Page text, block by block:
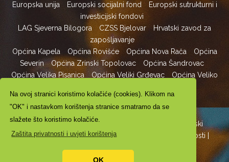
Na ovoj stranici koristimo kolačiće (cookies). Klikom na
"OK" i nastavkom korištenja stranice smatramo da se
slažete što koristimo kolačiće.
Zaštita privatnosti i uvjeti korištenja
OK
Europska unija Europski socijalni fond
Europski sutrukturni i
investicijski fondovi
LAG Sjeverna Bilogora
CZSS Bjelovar
Hrvatski zavod za
zapošljavanje
Općina Kapela
Općina Rovišće Općina Nova Rača
Općina
Severin
Općina Zrinski Topolovac
Općina Šandrovac
Općina Velika Pisanica
Općina Veliki Grđevac
Općina Veliko
Copyright ©2024. LAG Sjeverna Bilogora - Bilogorski
puteljak svjetlosti All Rights Reserved |
Zaštita privatnosti
Digitalna pristupačnost| Izrada: